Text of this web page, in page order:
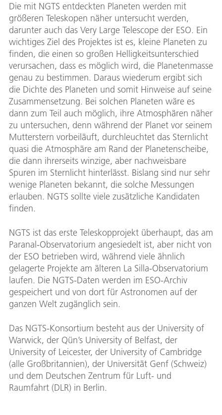
Die mit NGTS entdeckten Planeten werden mit
größeren Teleskopen näher untersucht werden,
darunter auch das Very Large Telescope der ESO. Ein
wichtiges Ziel des Projektes ist es, kleine Planeten zu
finden, die einen so großen Helligkeitsunterschied
verursachen, dass es möglich wird, die Planetenmasse
genau zu bestimmen. Daraus wiederum ergibt sich
die Dichte des Planeten und somit Hinweise auf seine
Zusammensetzung. Bei solchen Planeten wäre es
dann zum Teil auch möglich, ihre Atmosphären näher
zu untersuchen, denn während der Planet vor seinem
Mutterstern vorbeiläuft, durchleuchtet das Sternlicht
quasi die Atmosphäre am Rand der Planetenscheibe,
die dann ihrerseits winzige, aber nachweisbare
Spuren im Sternlicht hinterlässt. Bislang sind nur sehr
wenige Planeten bekannt, die solche Messungen
erlauben. NGTS sollte viele zusätzliche Kandidaten
finden.
NGTS ist das erste Teleskopprojekt überhaupt, das am
Paranal-Observatorium angesiedelt ist, aber nicht von
der ESO betrieben wird, während viele ähnlich
gelagerte Projekte am älteren La Silla-Observatorium
laufen. Die NGTS-Daten werden im ESO-Archiv
gespeichert und von dort für Astronomen auf der
ganzen Welt zugänglich sein.
Das NGTS-Konsortium besteht aus der University of
Warwick, der Qün’s University of Belfast, der
University of Leicester, der University of Cambridge
(alle Großbritannien), der Universität Genf (Schweiz)
und dem Deutschen Zentrum für Luft- und
Raumfahrt (DLR) in Berlin.